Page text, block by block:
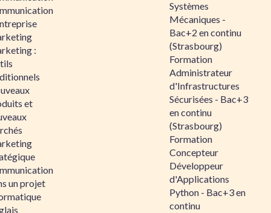
:
et
un projet
Systèmes
Mécaniques -
Bac+2 en continu
(Strasbourg)
Formation
Administrateur
d'Infrastructures
Sécurisées - Bac+3
en continu
(Strasbourg)
Formation
Concepteur
Développeur
d'Applications
Python - Bac+3 en
continu